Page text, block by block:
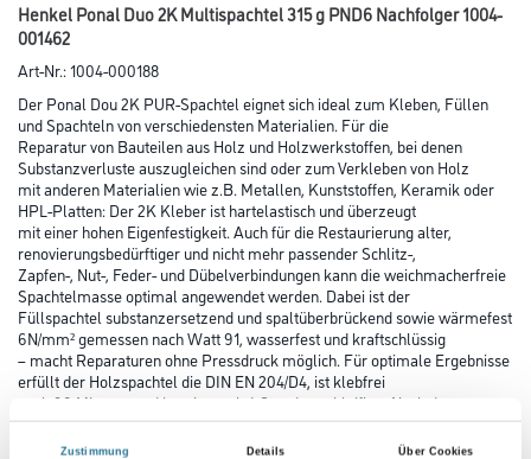
Zustimmung Details Über Cookies
Henkel Ponal Duo 2K Multispachtel 315 g PND6 Nachfolger 1004-
001462
Art-Nr.:1004-000188
Der Ponal Dou 2K PUR-Spachtel eignet sich ideal zum Kleben, Füllen
und Spachteln von verschiedensten Materialien. Für die
Reparatur von Bauteilen aus Holz und Holzwerkstoffen, bei denen
Substanzverluste auszugleichen sind oder zum Verkleben von Holz
mit anderen Materialien wie z.B. Metallen, Kunststoffen, Keramik oder
HPL-Platten: Der 2K Kleber ist hartelastisch und überzeugt
mit einer hohen Eigenfestigkeit. Auch für die Restaurierung alter,
renovierungsbedürftiger und nicht mehr passender Schlitz-,
Zapfen-, Nut-, Feder- und Dübelverbindungen kann die weichmacherfreie
Spachtelmasse optimal angewendet werden. Dabei ist der
Füllspachtel substanzersetzend und spaltüberbrückend sowie wärmefest
6N/mm² gemessen nach Watt 91, wasserfest und kraftschlüssig
– macht Reparaturen ohne Pressdruck möglich. Für optimale Ergebnisse
erfüllt der Holzspachtel die DIN EN 204/D4, ist klebfrei
nach 90 Minuten und bereits nach 4 Stunden schleifbar. Nach der
Aushärtung ist der 2 Komponenten Kleber spanend wie Holz
bearbeitbar und kann eingefärbt sowie überstrichen werden.